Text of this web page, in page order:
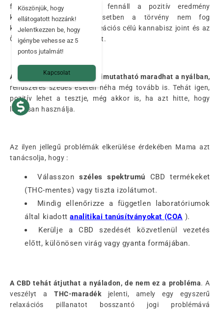
fogyasztása után vezet, fennáll a pozitív eredmény
kockázata. Ebben az esetben a törvény nem fog
különbséget tenni egy rekreációs célú kannabisz joint és az
Ön CBD-kendervirága között.
A THC 4-6 órán keresztül kimutatható maradhat a nyálban,
rendszeres szedés esetén néha még tovább is. Tehát igen,
pozitív lehet a tesztje, még akkor is, ha azt hitte, hogy
legálisan használja.
Az ilyen jellegű problémák elkerülése érdekében Mama azt
tanácsolja, hogy :
Válasszonszéles spektrumú CBD termékeket
(THC-mentes) vagy tiszta izolátumot.
Mindig ellenőrizze a független laboratóriumok
által kiadottanalitikai tanúsítványokat (COA ).
Kerülje a CBD szedését közvetlenül vezetés
előtt, különösen virág vagy gyanta formájában.
A CBD tehát átjuthat a nyáladon, de nem ez a probléma. A
veszélyt a THC-maradék jelenti, amely egy egyszerű
relaxációs pillanatot bosszantó jogi problémává
Köszönjük, hogy
ellátogatott hozzánk!
Jelentkezzen be, hogy
igénybe vehesse az 5
pontos jutalmát!
Kapcsolat